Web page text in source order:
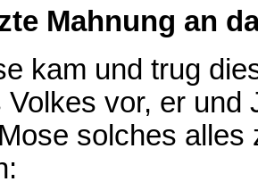
Mahnung an
kam und trug
Volkes vor, er und
solches